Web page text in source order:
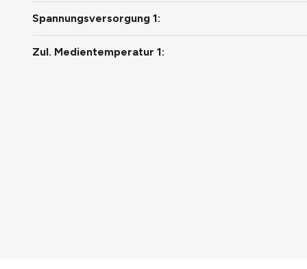
Spannungsversorgung 1:
Zul. Medientemperatur 1: